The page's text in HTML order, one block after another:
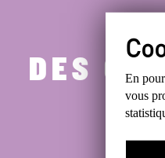
DES En
vous